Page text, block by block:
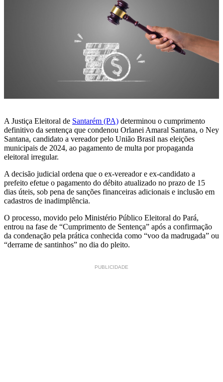
A Justiça Eleitoral de Santarém (PA) determinou o cumprimento
definitivo da sentença que condenou Orlanei Amaral Santana, o Ney
Santana, candidato a vereador pelo União Brasil nas eleições
municipais de 2024, ao pagamento de multa por propaganda
eleitoral irregular.
A decisão judicial ordena que o ex-vereador e ex-candidato a
prefeito efetue o pagamento do débito atualizado no prazo de 15
dias úteis, sob pena de sanções financeiras adicionais e inclusão em
cadastros de inadimplência.
O processo, movido pelo Ministério Público Eleitoral do Pará,
entrou na fase de “Cumprimento de Sentença” após a confirmação
da condenação pela prática conhecida como “voo da madrugada” ou
“derrame de santinhos” no dia do pleito.
PUBLICIDADE